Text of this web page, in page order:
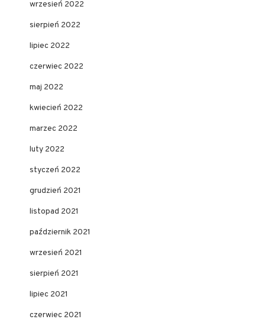
wrzesień 2022
sierpień 2022
lipiec 2022
czerwiec 2022
maj 2022
kwiecień 2022
marzec 2022
luty 2022
styczeń 2022
grudzień 2021
listopad 2021
październik 2021
wrzesień 2021
sierpień 2021
lipiec 2021
czerwiec 2021